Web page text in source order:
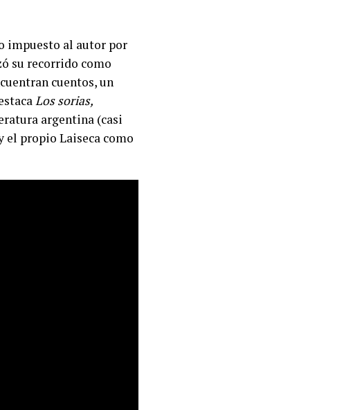
al autor por
su recorrido como
cuentos, un
Los sorias,
argentina (casi
el propio Laiseca como